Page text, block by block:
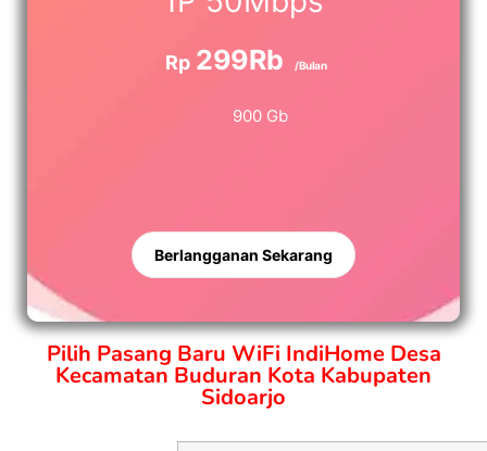
Rp 299Rb /Bulan
900 Gb
Berlangganan Sekarang
Pilih Pasang Baru WiFi IndiHome Desa
Kecamatan Buduran Kota Kabupaten
Sidoarjo